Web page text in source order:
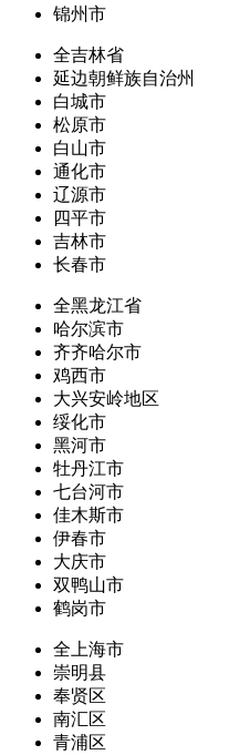
锦州市
全吉林省
延边朝鲜族自治州
白城市
松原市
白山市
通化市
辽源市
四平市
吉林市
长春市
全黑龙江省
哈尔滨市
齐齐哈尔市
鸡西市
大兴安岭地区
绥化市
黑河市
牡丹江市
七台河市
佳木斯市
伊春市
大庆市
双鸭山市
鹤岗市
全上海市
崇明县
奉贤区
南汇区
青浦区